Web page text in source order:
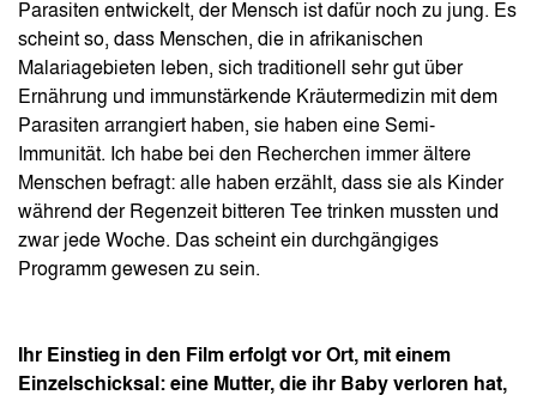
Parasiten entwickelt, der Mensch ist dafür noch zu jung. Es
scheint so, dass Menschen, die in afrikanischen
Malariagebieten leben, sich traditionell sehr gut über
Ernährung und immunstärkende Kräutermedizin mit dem
Parasiten arrangiert haben, sie haben eine Semi-
Immunität. Ich habe bei den Recherchen immer ältere
Menschen befragt: alle haben erzählt, dass sie als Kinder
während der Regenzeit bitteren Tee trinken mussten und
zwar jede Woche. Das scheint ein durchgängiges
Programm gewesen zu sein.
Ihr Einstieg in den Film erfolgt vor Ort, mit einem
Einzelschicksal: eine Mutter, die ihr Baby verloren hat,